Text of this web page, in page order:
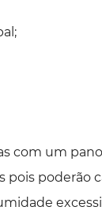
com um
pois poderão